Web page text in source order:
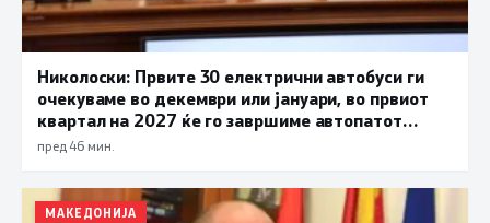
Николоски: Првите 30 електрични автобуси ги
очекуваме во декември или јануари, во првиот
квартал на 2027 ќе го завршиме автопатот
Охрид – Кичево
пред 46 мин.
МАКЕДОНИЈА